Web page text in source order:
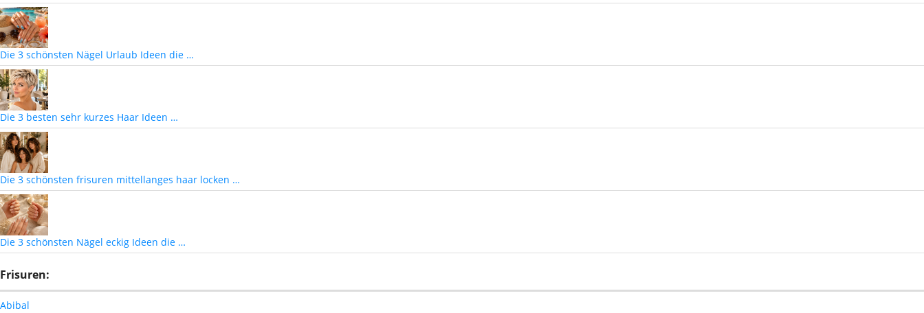
Die 3 schönsten Nägel Urlaub Ideen die …
Die 3 besten sehr kurzes Haar Ideen …
Die 3 schönsten frisuren mittellanges haar locken …
Die 3 schönsten Nägel eckig Ideen die …
Frisuren:
Abibal